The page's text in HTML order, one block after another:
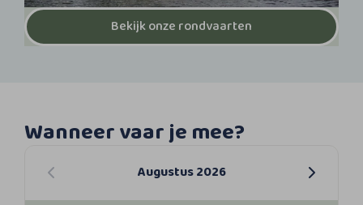
Bekijk onze rondvaarten
Wanneer vaar je mee?
Augustus 2026